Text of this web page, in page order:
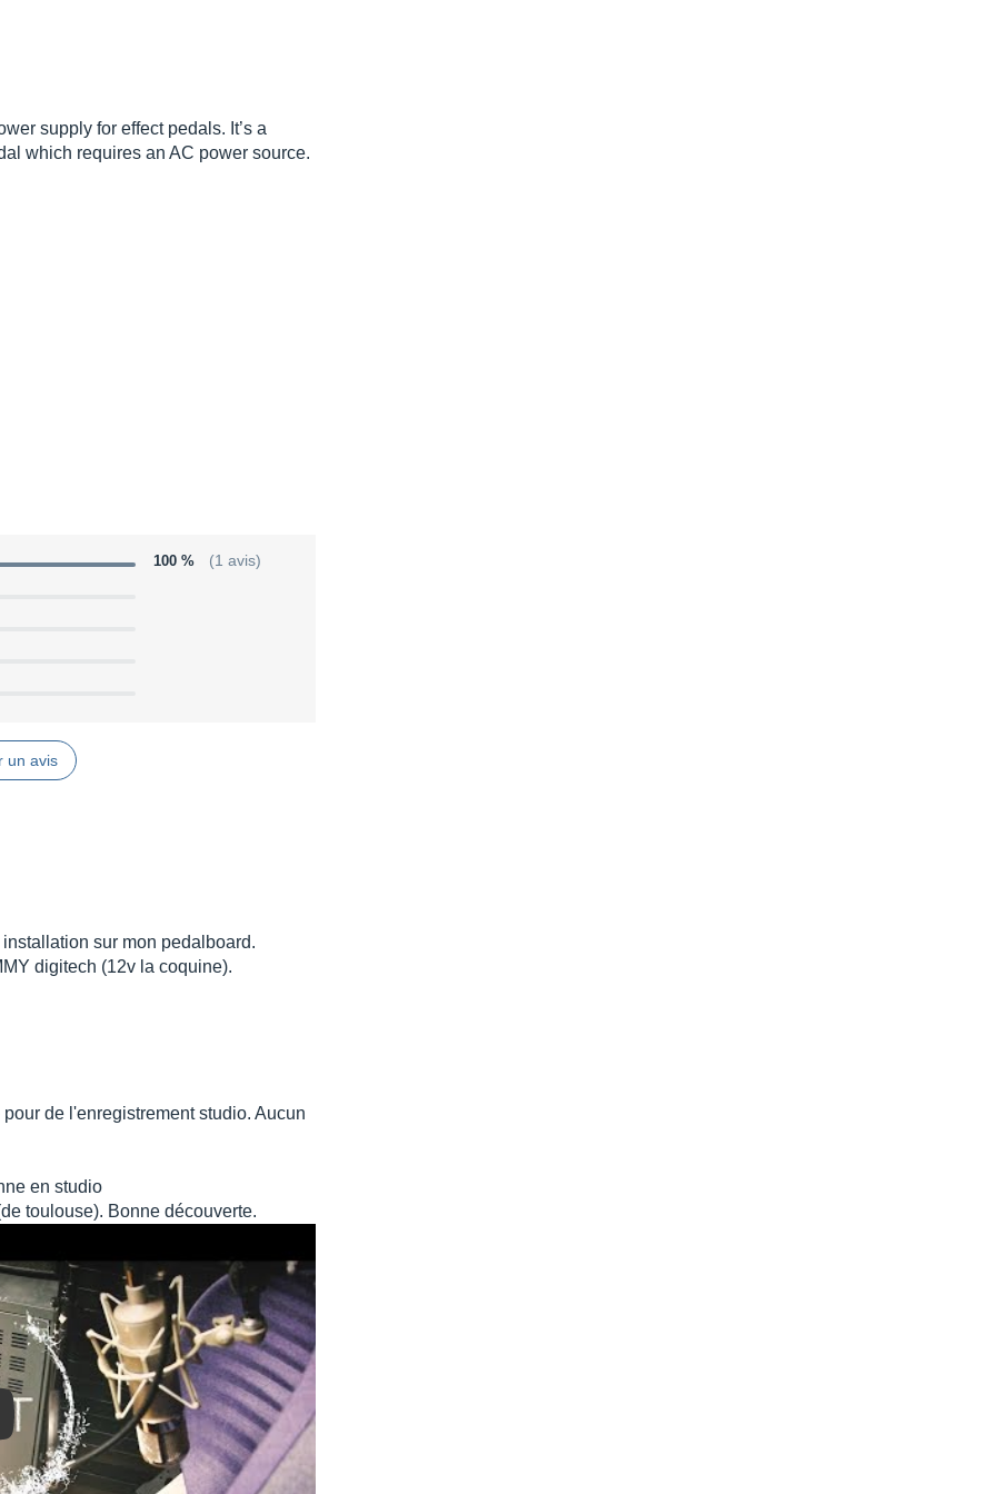
supply for effect pedals. It’s a
which requires an AC power source.
100 % (1 avis)
un avis
sur mon pedalboard.
digitech (12v la coquine).
de l'enregistrement studio. Aucun
en studio
toulouse). Bonne découverte.